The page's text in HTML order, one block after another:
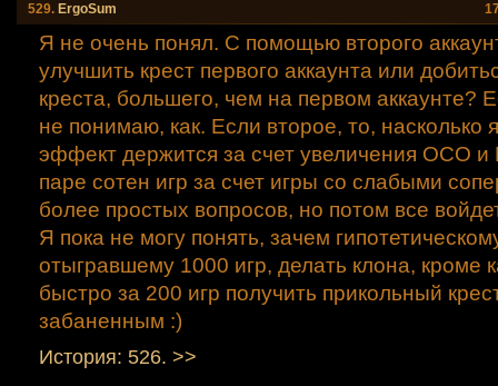
529. ErgoSum
Я не очень понял. С помощью второго
улучшить крест первого аккаунта или
креста, большего, чем на первом аккаунте?
не понимаю, как. Если второе, то, насколько
эффект держится за счет увеличения ОСО
паре сотен игр за счет игры со слабыми
более простых вопросов, но потом все
Я пока не могу понять, зачем
отыгравшему 1000 игр, делать клона, кроме
быстро за 200 игр получить прикольный
забаненным :)
История: 526. >>